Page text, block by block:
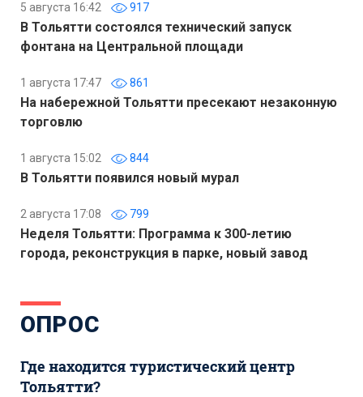
5 августа 16:42 917
В Тольятти состоялся технический запуск
фонтана на Центральной площади
1 августа 17:47 861
На набережной Тольятти пресекают незаконную
торговлю
1 августа 15:02 844
В Тольятти появился новый мурал
2 августа 17:08 799
Неделя Тольятти: Программа к 300-летию
города, реконструкция в парке, новый завод
ОПРОС
Где находится туристический центр
Тольятти?